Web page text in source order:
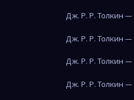
Дж. Р. Р. Толкин —
Дж. Р. Р. Толкин —
Дж. Р. Р. Толкин —
Дж. Р. Р. Толкин —